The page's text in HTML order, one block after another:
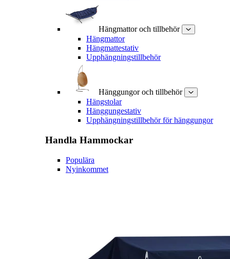
Hängmattor och tillbehör
Hängmattor
Hängmattestativ
Upphängningstillbehör
Hänggungor och tillbehör
Hängstolar
Hänggungestativ
Upphängningstillbehör för hänggungor
Handla Hammockar
Populära
Nyinkommet